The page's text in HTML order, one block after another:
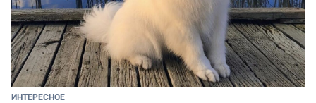
ИНТЕРЕСНОЕ